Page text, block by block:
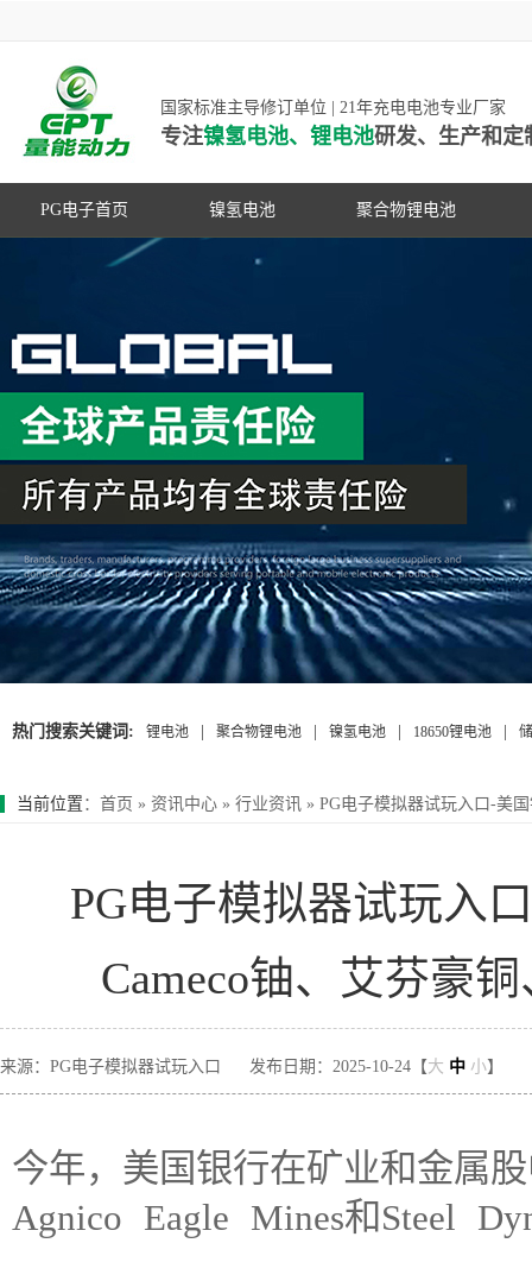
国家标准主导修订单位 | 21年充电电池专业厂家
专注镍氢电池、锂电池研发、生产和定
PG电子首页 镍氢电池 聚合物锂电池
高容量镍氢电池
超低自放电镍氢电池
动力镍氢电池
常规镍氢电池
PG游戏官网是镍氢电池国家标准主导
修订单位，并参与多项锂电池行业国
家标准的制定
热门搜索关键词: 锂电池 聚合物锂电池 镍氢电池 18650锂电池
当前位置 ： 首页 » 资讯中心 » 行业资讯 » PG电子模拟器试玩入口-美
PG电子模拟器试玩入
Cameco铀、艾芬豪
来源：PG电子模拟器试玩入口 发布日期：2025-10-24【大 中 小】
今年，美国银行在矿业和金属
Agnico Eagle Mines和Steel